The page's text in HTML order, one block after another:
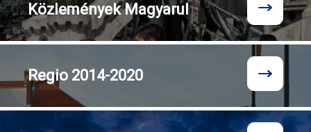
KözleményekMagyarul
Regio 2014-2020